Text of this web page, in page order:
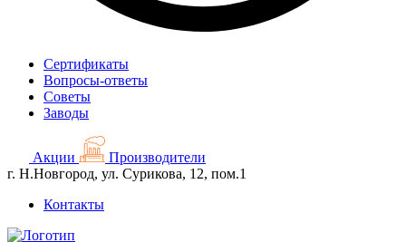
Сертификаты
Вопросы-ответы
Советы
Заводы
Акции
Производители
г. Н.Новгород, ул. Сурикова, 12, пом.1
Контакты